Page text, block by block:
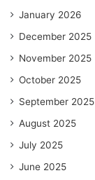
January 2026
December 2025
November 2025
October 2025
September 2025
August 2025
July 2025
June 2025